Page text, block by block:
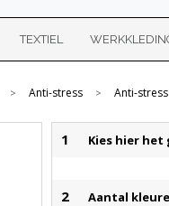
TEXTIEL
> Anti-stress > Anti-
1 Kies hier
2 Aantal